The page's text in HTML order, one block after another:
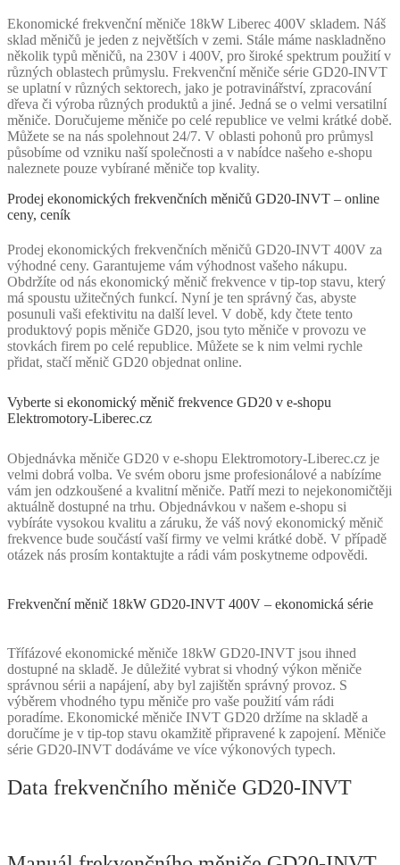
Ekonomické frekvenční měniče 18kW Liberec 400V skladem. Náš
sklad měničů je jeden z největších v zemi. Stále máme naskladněno
několik typů měničů, na 230V i 400V, pro široké spektrum použití v
různých oblastech průmyslu. Frekvenční měniče série GD20-INVT
se uplatní v různých sektorech, jako je potravinářství, zpracování
dřeva či výroba různých produktů a jiné. Jedná se o velmi versatilní
měniče. Doručujeme měniče po celé republice ve velmi krátké době.
Můžete se na nás spolehnout 24/7. V oblasti pohonů pro průmysl
působíme od vzniku naší společnosti a v nabídce našeho e-shopu
naleznete pouze vybírané měniče top kvality.
Prodej ekonomických frekvenčních měničů GD20-INVT – online
ceny, ceník
Prodej ekonomických frekvenčních měničů GD20-INVT 400V za
výhodné ceny. Garantujeme vám výhodnost vašeho nákupu.
Obdržíte od nás ekonomický měnič frekvence v tip-top stavu, který
má spoustu užitečných funkcí. Nyní je ten správný čas, abyste
posunuli vaši efektivitu na další level. V době, kdy čtete tento
produktový popis měniče GD20, jsou tyto měniče v provozu ve
stovkách firem po celé republice. Můžete se k nim velmi rychle
přidat, stačí měnič GD20 objednat online.
Vyberte si ekonomický měnič frekvence GD20 v e-shopu
Elektromotory-Liberec.cz
Objednávka měniče GD20 v e-shopu Elektromotory-Liberec.cz je
velmi dobrá volba. Ve svém oboru jsme profesionálové a nabízíme
vám jen odzkoušené a kvalitní měniče. Patří mezi to nejekonomičtěji
aktuálně dostupné na trhu. Objednávkou v našem e-shopu si
vybíráte vysokou kvalitu a záruku, že váš nový ekonomický měnič
frekvence bude součástí vaší firmy ve velmi krátké době. V případě
otázek nás prosím kontaktujte a rádi vám poskytneme odpovědi.
Frekvenční měnič 18kW GD20-INVT 400V – ekonomická série
Třífázové ekonomické měniče 18kW GD20-INVT jsou ihned
dostupné na skladě. Je důležité vybrat si vhodný výkon měniče
správnou sérii a napájení, aby byl zajištěn správný provoz. S
výběrem vhodného typu měniče pro vaše použití vám rádi
poradíme. Ekonomické měniče INVT GD20 držíme na skladě a
doručíme je v tip-top stavu okamžitě připravené k zapojení. Měniče
série GD20-INVT dodáváme ve více výkonových typech.
Data frekvenčního měniče GD20-INVT